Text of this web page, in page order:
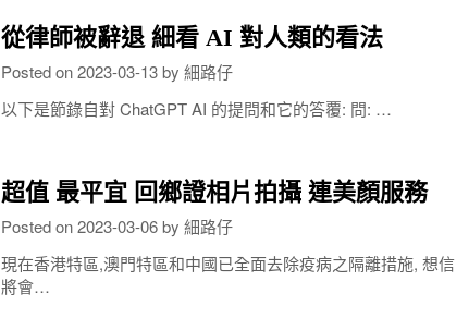
從律師被辭退 細看 AI 對人類的看法
Posted on2023-03-13by 細路仔
以下是節錄自對 ChatGPT AI 的提問和它的答覆: 問: …
超值 最平宜 回鄉證相片拍攝 連美顏服務
Posted on2023-03-06by 細路仔
現在香港特區,澳門特區和中國已全面去除疫病之隔離措施, 想信
將會…